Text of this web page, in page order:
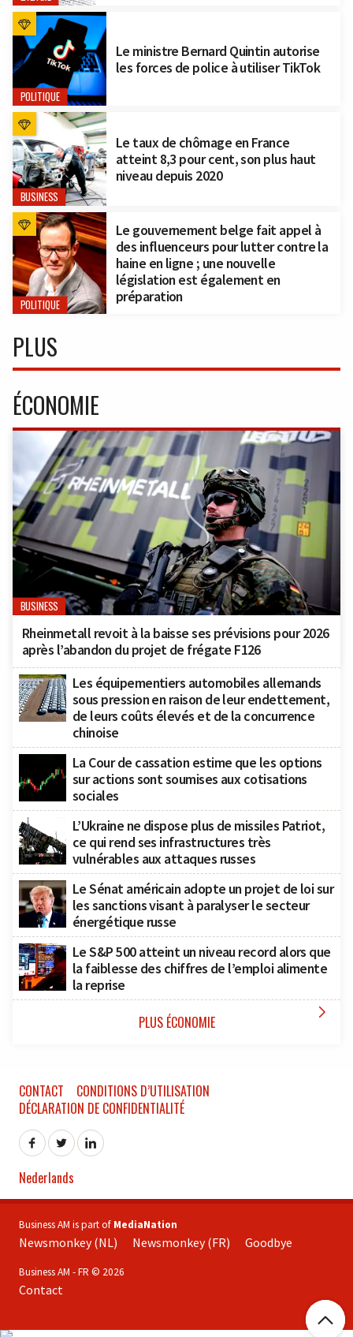
POLITIQUE
Le ministre Bernard Quintin autorise
les forces de police à utiliser TikTok
BUSINESS
Le taux de chômage en France
atteint 8,3 pour cent, son plus haut
niveau depuis 2020
POLITIQUE
Le gouvernement belge fait appel à
des influenceurs pour lutter contre la
haine en ligne ; une nouvelle
législation est également en
préparation
PLUS
ÉCONOMIE
BUSINESS
Rheinmetall revoit à la baisse ses prévisions pour 2026
après l’abandon du projet de frégate F126
Les équipementiers automobiles allemands
sous pression en raison de leur endettement,
de leurs coûts élevés et de la concurrence
chinoise
La Cour de cassation estime que les options
sur actions sont soumises aux cotisations
sociales
L’Ukraine ne dispose plus de missiles Patriot,
ce qui rend ses infrastructures très
vulnérables aux attaques russes
Le Sénat américain adopte un projet de loi sur
les sanctions visant à paralyser le secteur
énergétique russe
Le S&P 500 atteint un niveau record alors que
la faiblesse des chiffres de l’emploi alimente
la reprise
PLUS ÉCONOMIE 

CONTACT
CONDITIONS D’UTILISATION
DÉCLARATION DE CONFIDENTIALITÉ
Nederlands
Business AM is part of MediaNation
Newsmonkey (NL) Newsmonkey (FR) Goodbye
Business AM - FR © 2026
Contact